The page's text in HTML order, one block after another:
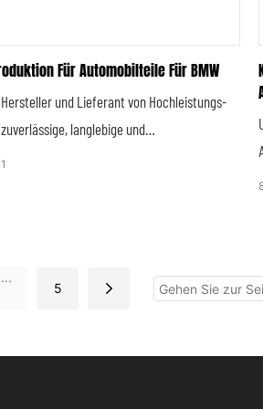
Für Automobilteile Für BMW
und Lieferant von Hochleistungs-
langlebige und
für Pkw, Nutzfahrzeuge,
...
5